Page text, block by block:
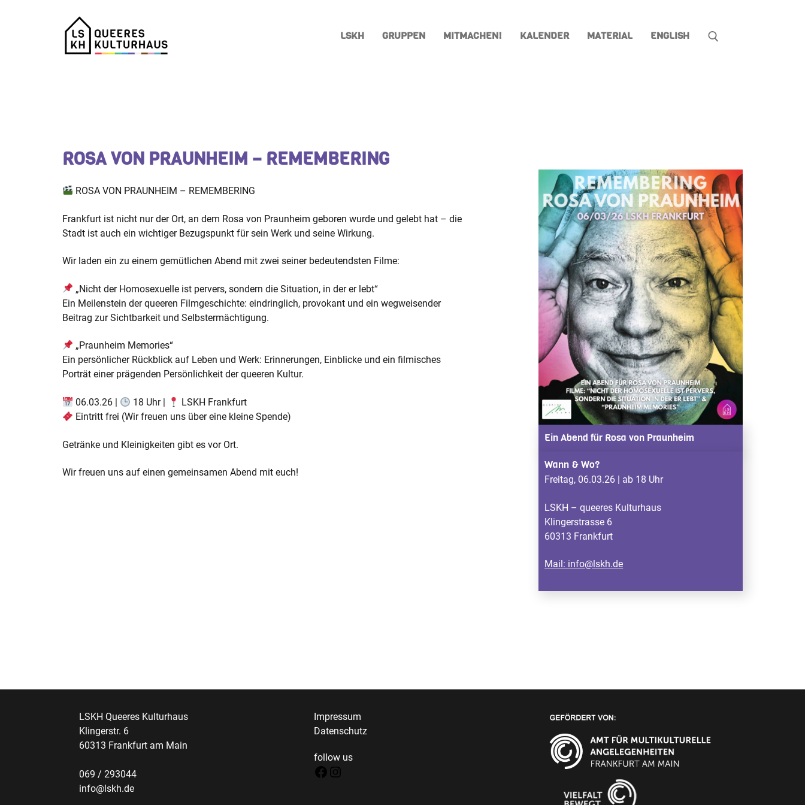
LSKH GRUPPEN MITMACHEN! KALENDER MATERIAL ENGLISH
ROSA VON PRAUNHEIM – REMEMBERING
ROSA VON PRAUNHEIM – REMEMBERING
Frankfurt ist nicht nur der Ort, an dem Rosa von Praunheim geboren wurde und gelebt hat – die
Stadt ist auch ein wichtiger Bezugspunkt für sein Werk und seine Wirkung.
Wir laden ein zu einem gemütlichen Abend mit zwei seiner bedeutendsten Filme:
„Nicht der Homosexuelle ist pervers, sondern die Situation, in der er lebt“
Ein Meilenstein der queeren Filmgeschichte: eindringlich, provokant und ein wegweisender
Beitrag zur Sichtbarkeit und Selbstermächtigung.
„Praunheim Memories“
Ein persönlicher Rückblick auf Leben und Werk: Erinnerungen, Einblicke und ein filmisches
Porträt einer prägenden Persönlichkeit der queeren Kultur.
06.03.26 | 18 Uhr |
LSKH Frankfurt
Eintritt frei (Wir freuen uns über eine kleine Spende)
Getränke und Kleinigkeiten gibt es vor Ort.
Wir freuen uns auf einen gemeinsamen Abend mit euch!
Ein Abend für Rosa von Praunheim
Wann & Wo?
Freitag, 06.03.26 | ab 18 Uhr
LSKH – queeres Kulturhaus
Klingerstrasse 6
60313 Frankfurt
Mail: info@lskh.de
LSKH Queeres Kulturhaus
Klingerstr. 6
60313 Frankfurt am Main
069 / 293044
info@lskh.de
Impressum
Datenschutz
follow us
Facebook